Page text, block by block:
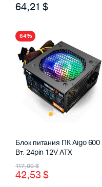
64,21 $
64%
Блок питания ПК Aigo 600
Вт, 24pin 12V ATX
117,00$
Первоначальная
цена
42,53$
Текущая
цена: